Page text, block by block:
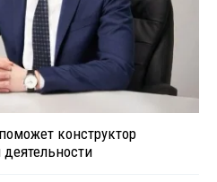
конструктор